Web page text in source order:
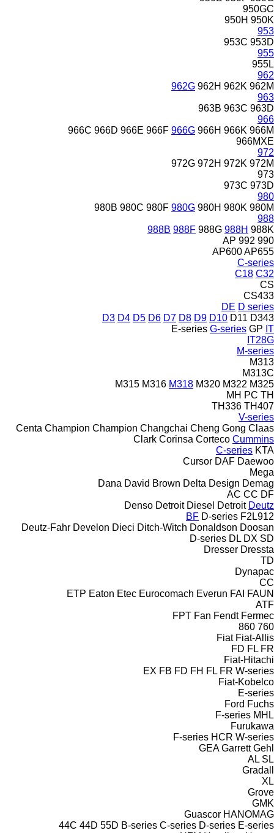
950GC
950H 950K
953
953C 953D
955
955L
962
962G 962H 962K 962M
963
963B 963C 963D
966
966C 966D 966E 966F 966G 966H 966K 966M
966MXE
972
972G 972H 972K 972M
973
973C 973D
980
980B 980C 980F 980G 980H 980K 980M
988
988B 988F 988G 988H 988K
990
992
AP
AP600AP655
C-series
C18 C32
CS
CS433
DE D series
D3 D4 D5 D6 D7 D8 D9 D10 D11 D343
E-series G-series GP IT
IT28G
M-series
M313
M313C
M315 M316 M318 M320 M322 M325
MH PC TH
TH336 TH407
V-series
Centa Champion Champion Changchai Cheng Gong Claas
Clark Corinsa Corteco Cummins
C-series KTA
Cursor DAF Daewoo
Mega
Dana David Brown Delta Design Demag
AC CC DF
Denso Detroit Diesel Detroit Deutz
BF D-series F2L912
Deutz-Fahr Develon Dieci Ditch-Witch Donaldson Doosan
D-series DL DX SD
Dresser Dressta
TD
Dynapac
CC
ETP Eaton Etec Eurocomach Everun FAI FAUN
ATF
FPT Fan Fendt Fermec
760
860
Fiat Fiat-Allis
FD FL FR
Fiat-Hitachi
EX FB FD FH FL FR W-series
Fiat-Kobelco
E-series
Ford Fuchs
F-series MHL
Furukawa
F-series HCR W-series
GEA Garrett Gehl
AL SL
Gradall
XL
Grove
GMK
Guascor HANOMAG
44C 44D 55D B-series C-series D-series E-series